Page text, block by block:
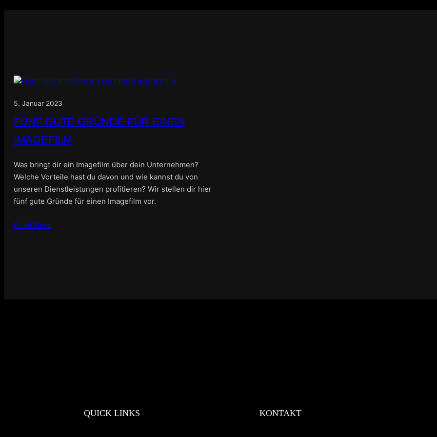
5. Januar 2023
FÜNF GUTE GRÜNDE FÜR EINEN
IMAGEFILM
Was bringt dir ein Imagefilm über dein Unternehmen?
Welche Vorteile hast du davon und wie kannst du von
unseren Dienstleistungen profitieren? Wir stellen dir hier
fünf gute Gründe für einen Imagefilm vor.
Read More
QUICK LINKS KONTAKT